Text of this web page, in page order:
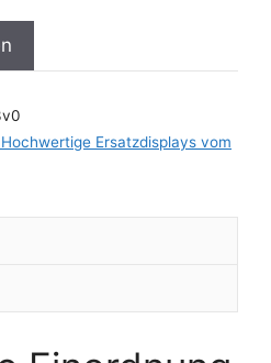
Ersatzdisplays vom